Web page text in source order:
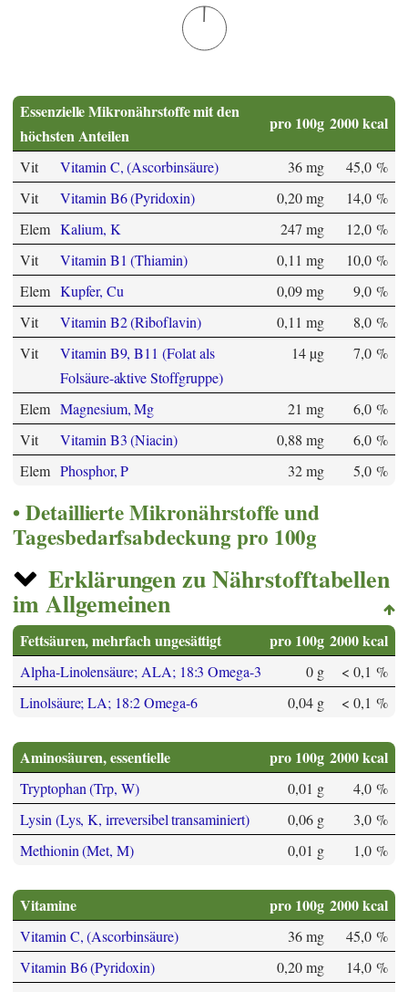
Essenzielle Mikronährstoffe mit den
höchsten Anteilen
pro 100g 2000 kcal
Vit Vitamin C, (Ascorbinsäure) 36 mg
45,0 %
Vit
Vitamin B6 (Pyridoxin) 0,20 mg
14,0 %
Elem Kalium, K 247 mg
12,0 %
Vit
Vitamin B1 (Thiamin) 0,11 mg
10,0 %
Elem Kupfer, Cu 0,09 mg
9,0 %
Vit
Vitamin B2 (Riboflavin) 0,11 mg
8,0 %
Vit
Vitamin B9, B11 (Folat als
Folsäure-aktive Stoffgruppe)
14 µg 7,0 %
Elem Magnesium, Mg 21 mg
6,0 %
Vit
Vitamin B3 (Niacin) 0,88 mg
6,0 %
Elem Phosphor, P 32 mg 5,0 %
Detaillierte Mikronährstoffe und
Tagesbedarfsabdeckung pro 100g
Erklärungen zu Nährstofftabellen
im Allgemeinen
Fettsäuren, mehrfach ungesättigt pro 100g 2000 kcal
Alpha-Linolensäure; ALA; 18:3 Omega-3 0 g
< 0,1 %
Linolsäure; LA; 18:2 Omega-6
0,04 g < 0,1 %
Aminosäuren, essentielle pro 100g 2000 kcal
Tryptophan (Trp, W) 0,01 g
4,0 %
Lysin (Lys, K, irreversibel transaminiert)
0,06 g
3,0 %
Methionin (Met, M)
0,01 g 1,0 %
Vitamine pro 100g 2000 kcal
Vitamin C, (Ascorbinsäure) 36 mg
45,0 %
Vitamin B6 (Pyridoxin)
0,20 mg
14,0 %